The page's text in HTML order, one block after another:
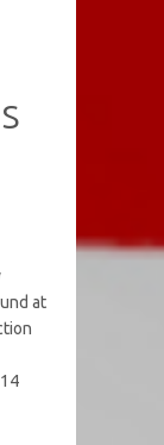
at